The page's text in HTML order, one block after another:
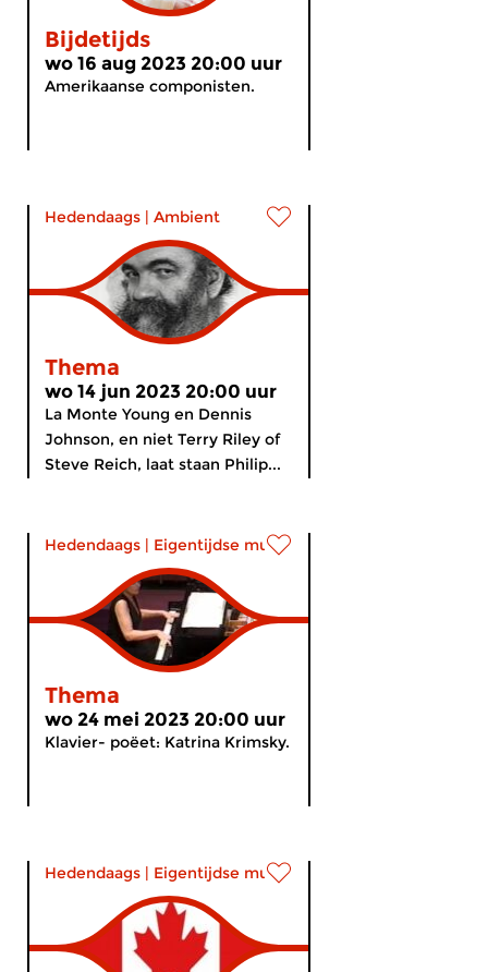
Bijdetijds
wo 16 aug 2023 20:00 uur
Amerikaanse componisten.
Hedendaags | Ambient
Thema
wo 14 jun 2023 20:00 uur
La Monte Young en Dennis
Johnson, en niet Terry Riley of
Steve Reich, laat staan Philip...
Hedendaags | Eigentijdse muziek
Thema
wo 24 mei 2023 20:00 uur
Klavier- poëet: Katrina Krimsky.
Hedendaags | Eigentijdse muziek